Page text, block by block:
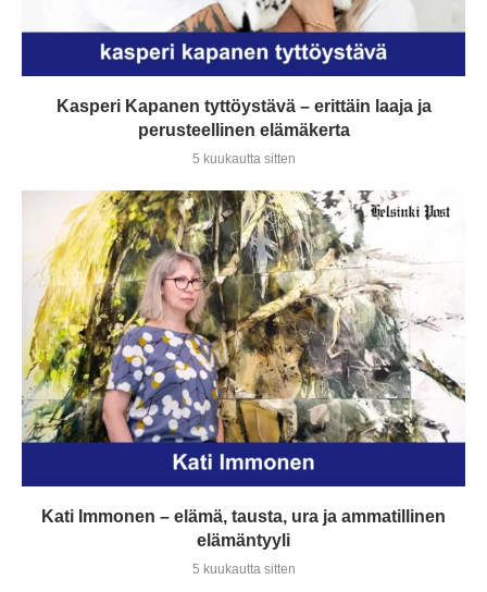
Kasperi Kapanen tyttöystävä – erittäin laaja ja
perusteellinen elämäkerta
5 kuukautta sitten
Kati Immonen – elämä, tausta, ura ja ammatillinen
elämäntyyli
5 kuukautta sitten